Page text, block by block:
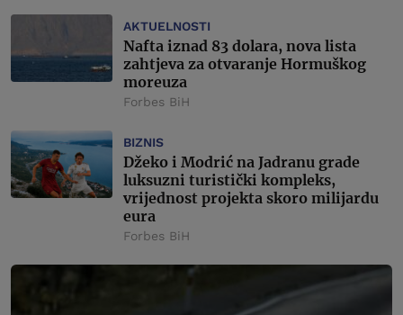
AKTUELNOSTI
Nafta iznad 83 dolara, nova lista
zahtjeva za otvaranje Hormuškog
moreuza
Forbes BiH
BIZNIS
Džeko i Modrić na Jadranu grade
luksuzni turistički kompleks,
vrijednost projekta skoro milijardu
eura
Forbes BiH